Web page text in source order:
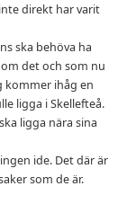
direkt har varit
ska behöva ha
det och som nu
kommer ihåg en
ligga i Skellefteå.
ligga nära sina
ide. Det där är
som de är.